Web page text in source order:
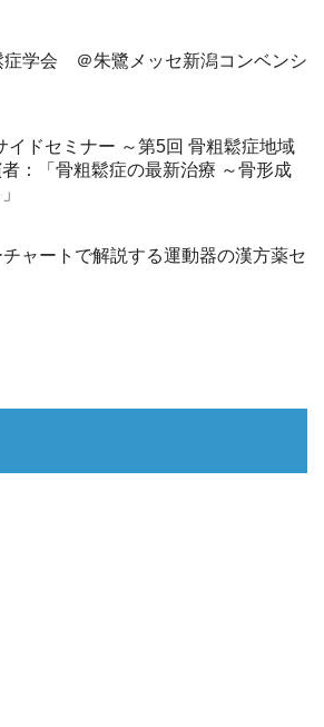
学会 ＠朱鷺メッセ新潟コンベンシ
イドセミナー ～第5回 骨粗鬆症地域
：「骨粗鬆症の最新治療 ～骨形成
ャートで解説する運動器の漢方薬セ